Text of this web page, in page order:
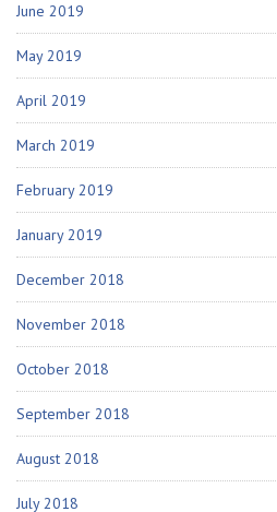
June 2019
May 2019
April 2019
March 2019
February 2019
January 2019
December 2018
November 2018
October 2018
September 2018
August 2018
July 2018